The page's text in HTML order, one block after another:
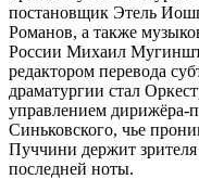
постановщик Этель
Романов, а также
России Михаил
редактором перевода
драматургии стал
управлением дирижёра-
Синьковского, чье
Пуччини держит
последней ноты.